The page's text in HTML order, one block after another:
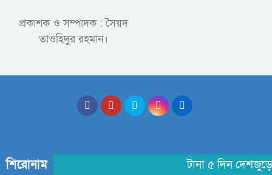
প্রকাশক ও সম্পাদক : সৈয়দ
তাওহিদুর রহমান।
শিরোনাম টানা ৫ দিন